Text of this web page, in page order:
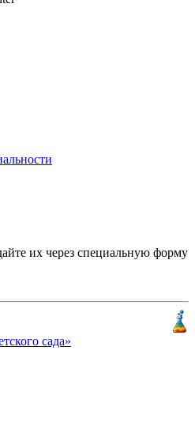
их через специальную форму
сада»